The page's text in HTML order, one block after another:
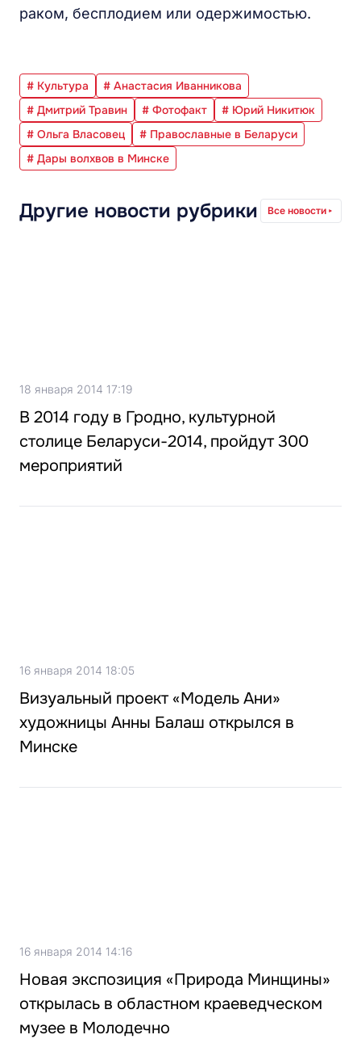
раком, бесплодием или одержимостью.
# Культура
# Анастасия Иванникова
# Дмитрий Травин
# Фотофакт
# Юрий Никитюк
# Ольга Власовец
# Православные в Беларуси
# Дары волхвов в Минске
Другие новости рубрики Все новости
18 января 2014 17:19
В 2014 году в Гродно, культурной
столице Беларуси-2014, пройдут 300
мероприятий
16 января 2014 18:05
Визуальный проект «Модель Ани»
художницы Анны Балаш открылся в
Минске
16 января 2014 14:16
Новая экспозиция «Природа Минщины»
открылась в областном краеведческом
музее в Молодечно